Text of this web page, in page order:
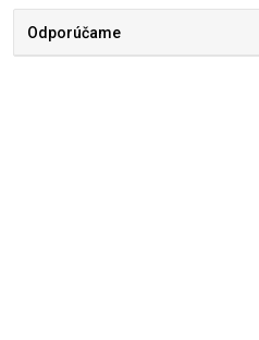
Odporúčame